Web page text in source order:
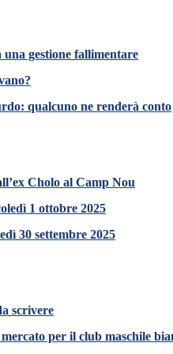
gestione fallimentare
qualcuno ne renderà conto
Cholo al Camp Nou
1 ottobre 2025
30 settembre 2025
scrivere
per il club maschile